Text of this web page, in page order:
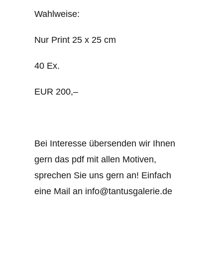
Wahlweise:
Nur Print 25 x 25 cm
40 Ex.
EUR 200,–
Bei Interesse übersenden wir Ihnen
gern das pdf mit allen Motiven,
sprechen Sie uns gern an! Einfach
eine Mail an info@tantusgalerie.de